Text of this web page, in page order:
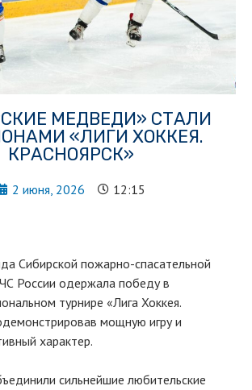
МЕДВЕДИ» СТАЛИ
«ЛИГИ ХОККЕЯ.
КРАСНОЯРСК»
2 июня, 2026 12:15
Сибирской пожарно-спасательной
России одержала победу в
турнире «Лига Хоккея.
мощную игру и
характер.
сильнейшие любительские